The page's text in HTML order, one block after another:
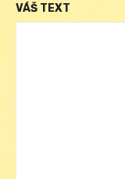
VÁŠ TEXT